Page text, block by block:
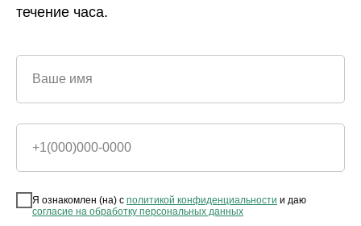
течение часа.
Ваше имя
+1(000)000-0000
Я ознакомлен (на) с политикой конфиденциальности и даю
согласие на обработку персональных данных